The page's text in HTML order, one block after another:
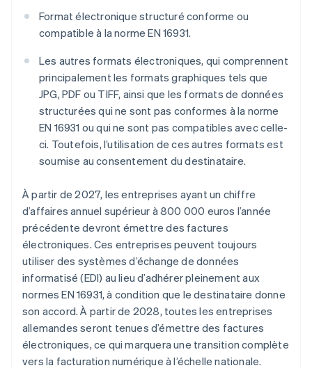
Format électronique structuré conforme ou
compatible à la norme EN 16931.
Les autres formats électroniques, qui comprennent
principalement les formats graphiques tels que
JPG, PDF ou TIFF, ainsi que les formats de données
structurées qui ne sont pas conformes à la norme
EN 16931 ou qui ne sont pas compatibles avec celle-
ci. Toutefois, l’utilisation de ces autres formats est
soumise au consentement du destinataire.
À partir de 2027, les entreprises ayant un chiffre
d’affaires annuel supérieur à 800 000 euros l’année
précédente devront émettre des factures
électroniques. Ces entreprises peuvent toujours
utiliser des systèmes d’échange de données
informatisé (EDI) au lieu d’adhérer pleinement aux
normes EN 16931, à condition que le destinataire donne
son accord. À partir de 2028, toutes les entreprises
allemandes seront tenues d’émettre des factures
électroniques, ce qui marquera une transition complète
vers la facturation numérique à l’échelle nationale.